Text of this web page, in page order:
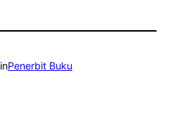
inPenerbit Buku